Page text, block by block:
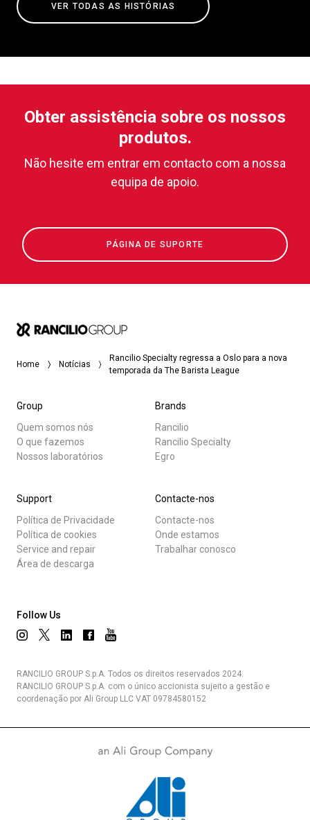
VER TODAS AS HISTÓRIAS
Obter assistência sobre os nossos
produtos.
Não hesite em entrar em contacto com a nossa
equipa de apoio.
PÁGINA DE SUPORTE
Home Notícias
Rancilio Specialty regressa a Oslo para a nova
temporada da The Barista League
Group
Quem somos nós
O que fazemos
Nossos laboratórios
Brands
Rancilio
Rancilio Specialty
Egro
Support
Política de Privacidade
Política de cookies
Service and repair
Área de descarga
Contacte-nos
Contacte-nos
Onde estamos
Trabalhar conosco
Follow Us
RANCILIO GROUP S.p.A. Todos os direitos reservados 2024.
RANCILIO GROUP S.p.A. com o único accionista sujeito a gestão e
coordenação por Ali Group LLC VAT 09784580152